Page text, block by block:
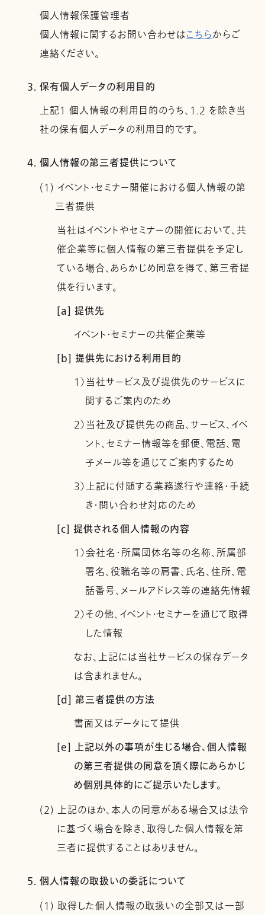
個人情報保護管理者
個人情報に関するお問い合わせはこちらからご
連絡ください。
3. 保有個人データの利用目的
上記１ 個人情報の利用目的のうち、1.2 を除き当
社の保有個人データの利用目的です。
4. 個人情報の第三者提供について
(1) イベント・セミナー開催における個人情報の第
三者提供
当社はイベントやセミナーの開催において、共
催企業等に個人情報の第三者提供を予定し
ている場合、あらかじめ同意を得て、第三者提
供を行います。
[a] 提供先
イベント・セミナーの共催企業等
[b] 提供先における利用目的
1）当社サービス及び提供先のサービスに
関するご案内のため
2）当社及び提供先の商品、サービス、イベ
ント、セミナー情報等を郵便、電話、電
子メール等を通じてご案内するため
3）上記に付随する業務遂行や連絡・手続
き・問い合わせ対応のため
[c] 提供される個人情報の内容
1）会社名・所属団体名等の名称、所属部
署名、役職名等の肩書、氏名、住所、電
話番号、メールアドレス等の連絡先情報
2）その他、イベント・セミナーを通じて取得
した情報
なお、上記には当社サービスの保存データ
は含まれません。
[d] 第三者提供の方法
書面又はデータにて提供
[e] 上記以外の事項が生じる場合、個人情報
の第三者提供の同意を頂く際にあらかじ
め個別具体的にご提示いたします。
(2) 上記のほか、本人の同意がある場合又は法令
に基づく場合を除き、取得した個人情報を第
三者に提供することはありません。
5. 個人情報の取扱いの委託について
(1) 取得した個人情報の取扱いの全部又は一部